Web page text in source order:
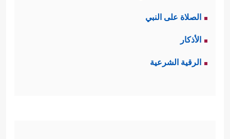
الصلاة على النبي
الأذكار
الرقية الشرعية